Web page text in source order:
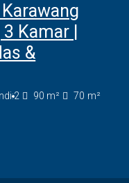
Kamar |
&
2 90 m² 70 m²